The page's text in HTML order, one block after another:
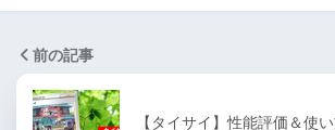
前の記事
【タイサイ】性能評価＆使